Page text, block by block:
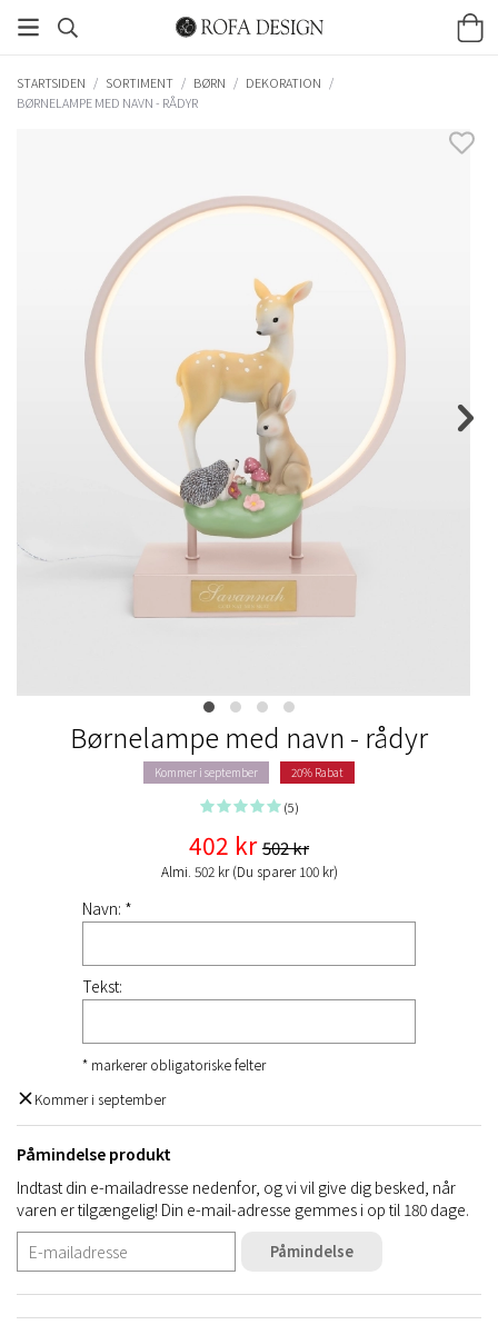
STARTSIDEN / SORTIMENT / BØRN / DEKORATION /
BØRNELAMPE MED NAVN - RÅDYR
Børnelampe med navn - rådyr
Kommer i september 20% Rabat
(5)
402 kr 502 kr
Almi. 502 kr (Du sparer 100 kr)
Navn: *
Tekst:
* markerer obligatoriske felter
Kommer i september
Påmindelse produkt
Indtast din e-mailadresse nedenfor, og vi vil give dig besked, når
varen er tilgængelig! Din e-mail-adresse gemmes i op til 180 dage.
Påmindelse